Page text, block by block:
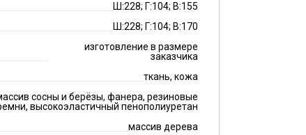
Ш:228; Г:104; В:155
Ш:228; Г:104; В:170
изготовление в размере
заказчика
ткань, кожа
сосны и берёзы, фанера, резиновые
высокоэластичный пенополиуретан
массив дерева